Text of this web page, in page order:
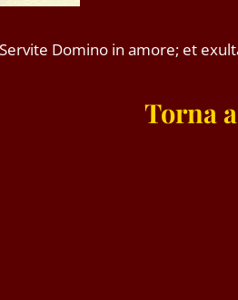
Domino in amore; et
Torna